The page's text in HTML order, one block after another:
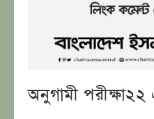
অনুগামী